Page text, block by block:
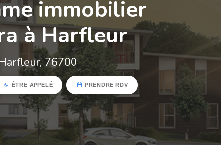
immobilier
à Harfleur
76700
ÊTRE APPELÉ PRENDRE RDV